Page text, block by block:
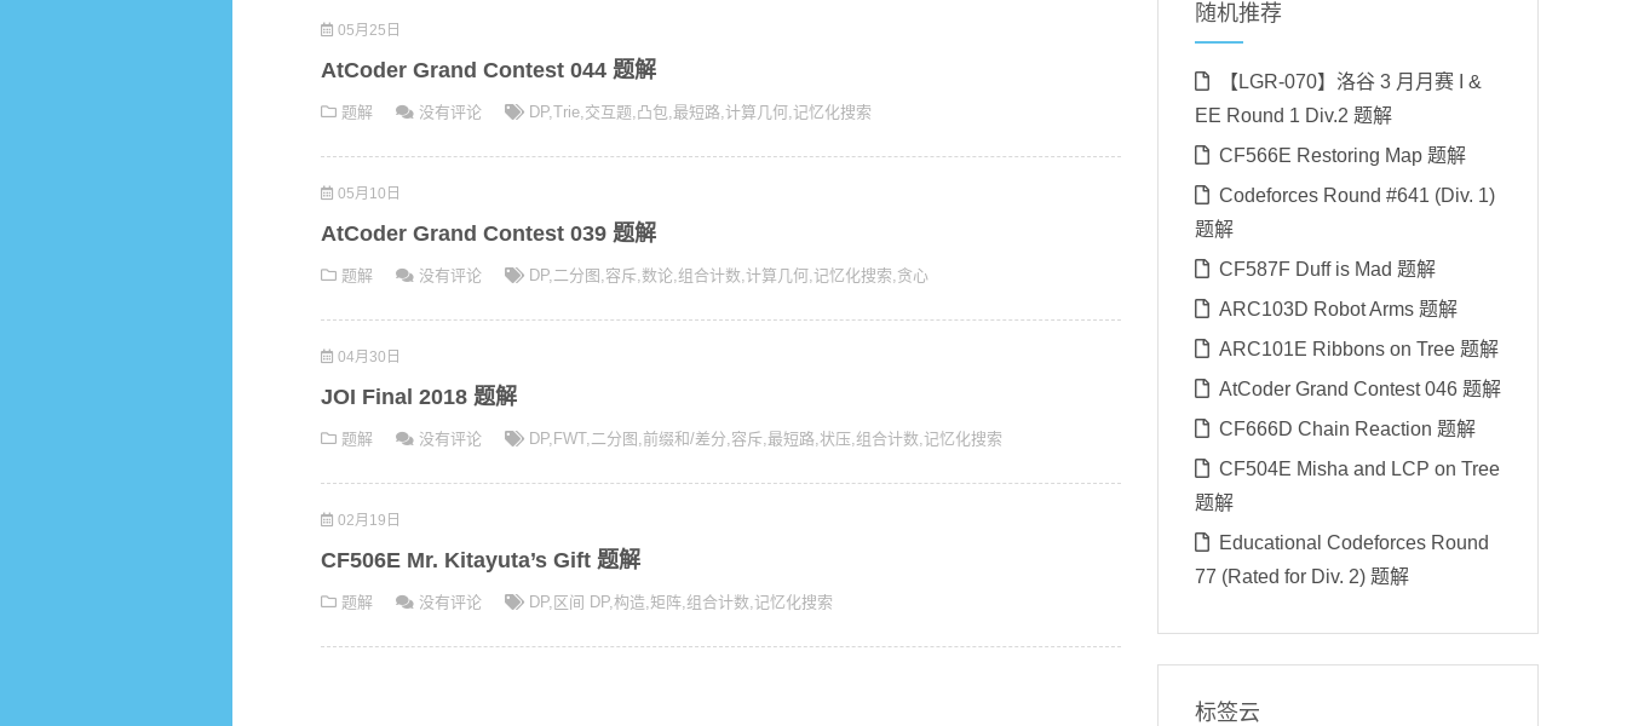
05月25日
AtCoder Grand Contest 044 题解
题解 没有评论 DP,Trie,交互题,凸包,最短路,计算几何,记忆化搜索
05月10日
AtCoder Grand Contest 039 题解
题解 没有评论 DP,二分图 ,容斥,数论,组合计数,计算几何,记忆化搜索,贪心
04月30日
JOI Final 2018 题解
题解 没有评论 DP, FWT,二分图 ,前缀和/差分,容斥,最短路,状压,组合计数,记忆化搜索
02月19日
CF506E Mr. Kitayuta’s Gift 题解
题解 没有评论 DP, 区间 DP,构造,矩阵,组合计数,记忆化搜索
随机推荐
【LGR-070】洛谷 3 月月赛 I &
EE Round 1 Div.2 题解
CF566E Restoring Map 题解
Codeforces Round #641 (Div. 1)
题解
CF587F Duff is Mad 题解
ARC103D Robot Arms 题解
ARC101E Ribbons on Tree 题解
AtCoder Grand Contest 046 题解
CF666D Chain Reaction 题解
CF504E Misha and LCP on Tree
题解
Educational Codeforces Round
77 (Rated for Div. 2) 题解
标签云